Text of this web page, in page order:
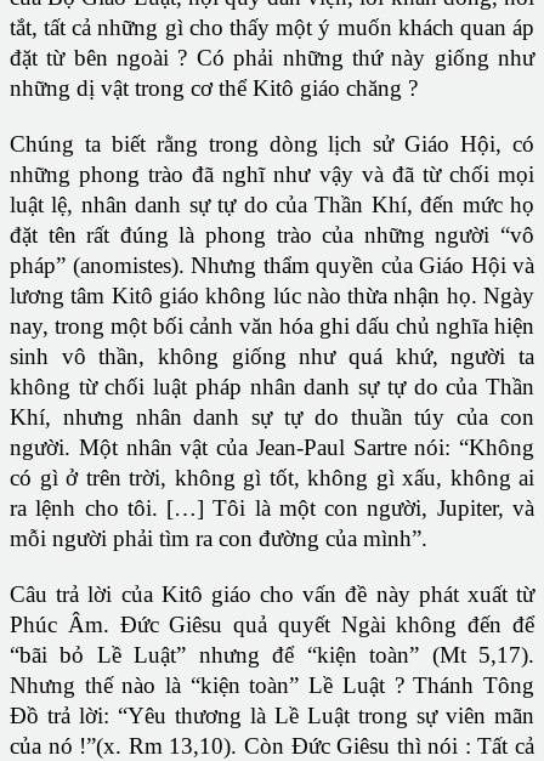
tắt, tất cả những gì cho thấy một ý muốn khách quan áp
đặt từ bên ngoài ? Có phải những thứ này giống như
những dị vật trong cơ thể Kitô giáo chăng ?
Chúng ta biết rằng trong dòng lịch sử Giáo Hội, có
những phong trào đã nghĩ như vậy và đã từ chối mọi
luật lệ, nhân danh sự tự do của Thần Khí, đến mức họ
đặt tên rất đúng là phong trào của những người “vô
pháp” (anomistes). Nhưng thẩm quyền của Giáo Hội và
lương tâm Kitô giáo không lúc nào thừa nhận họ. Ngày
nay, trong một bối cảnh văn hóa ghi dấu chủ nghĩa hiện
sinh vô thần, không giống như quá khứ, người ta
không từ chối luật pháp nhân danh sự tự do của Thần
Khí, nhưng nhân danh sự tự do thuần túy của con
người. Một nhân vật của Jean-Paul Sartre nói: “Không
có gì ở trên trời, không gì tốt, không gì xấu, không ai
ra lệnh cho tôi. […] Tôi là một con người, Jupiter, và
mỗi người phải tìm ra con đường của mình”.
Câu trả lời của Kitô giáo cho vấn đề này phát xuất từ
Phúc Âm. Đức Giêsu quả quyết Ngài không đến để
“bãi bỏ Lề Luật” nhưng để “kiện toàn” (Mt 5,17).
Nhưng thế nào là “kiện toàn” Lề Luật ? Thánh Tông
Đồ trả lời: “Yêu thương là Lề Luật trong sự viên mãn
của nó !”(x. Rm 13,10). Còn Đức Giêsu thì nói : Tất cả